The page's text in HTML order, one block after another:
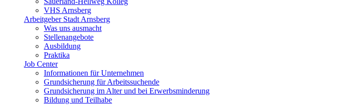
VHS Arnsberg
Arbeitgeber Stadt Arnsberg
Was uns ausmacht
Stellenangebote
Ausbildung
Praktika
Job Center
Informationen für Unternehmen
Grundsicherung für Arbeitssuchende
Grundsicherung im Alter und bei Erwerbsminderung
Bildung und Teilhabe